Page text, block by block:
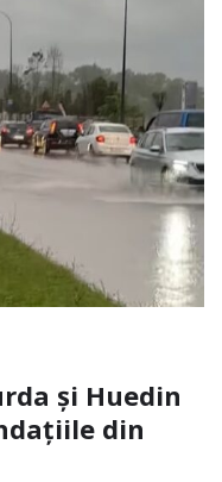
și Huedin
din